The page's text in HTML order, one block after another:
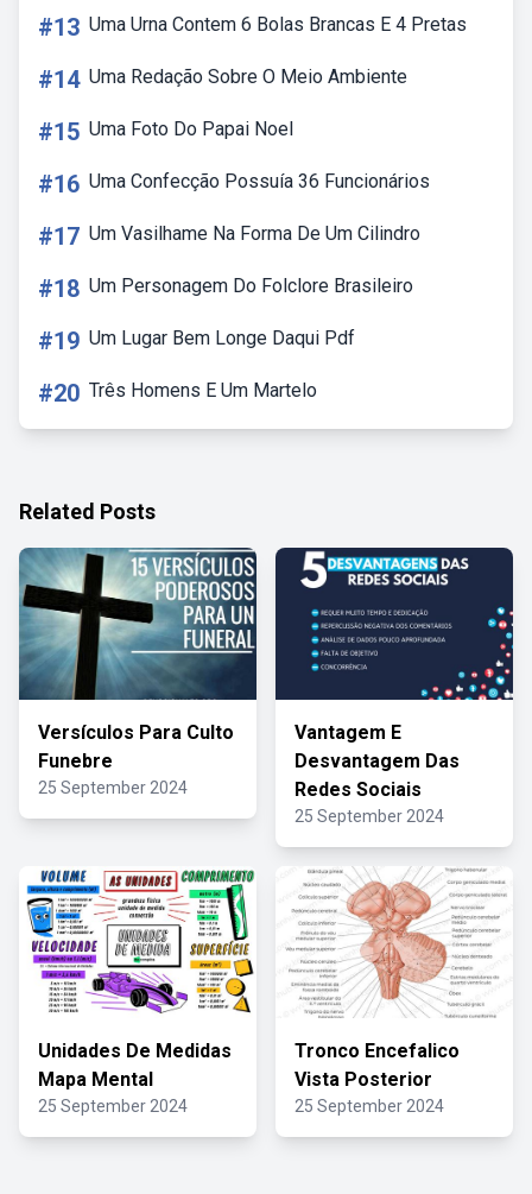
#13 Uma Urna Contem 6 Bolas Brancas E 4 Pretas
#14 Uma Redação Sobre O Meio Ambiente
#15 Uma Foto Do Papai Noel
#16 Uma Confecção Possuía 36 Funcionários
#17 Um Vasilhame Na Forma De Um Cilindro
#18 Um Personagem Do Folclore Brasileiro
#19 Um Lugar Bem Longe Daqui Pdf
#20 Três Homens E Um Martelo
Related Posts
Versículos Para Culto
Funebre
25 September 2024
Vantagem E
Desvantagem Das
Redes Sociais
25 September 2024
Unidades De Medidas
Mapa Mental
25 September 2024
Tronco Encefalico
Vista Posterior
25 September 2024